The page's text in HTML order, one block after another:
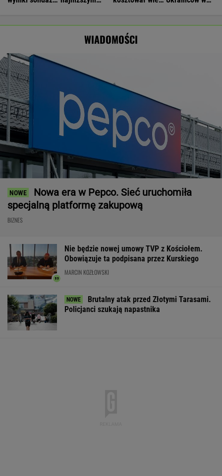
WIADOMOŚCI
Nowa era w Pepco. Sieć uruchomiła
specjalną platformę zakupową
BIZNES
Nie będzie nowej umowy TVP z Kościołem.
Obowiązuje ta podpisana przez Kurskiego
MARCIN KOZŁOWSKI
Brutalny atak przed Złotymi Tarasami.
Policjanci szukają napastnika